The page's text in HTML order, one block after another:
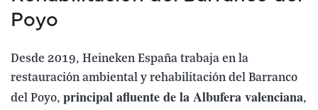
Poyo
Desde 2019, Heineken España trabaja en la
restauración ambiental y rehabilitación del Barranco
del Poyo, principal afluente de la Albufera valenciana,